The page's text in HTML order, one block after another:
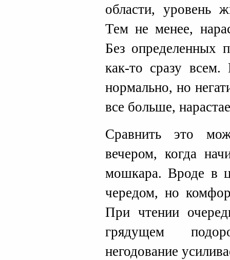
области, уровень
Тем не менее,
Без определенных
как-то сразу
нормально, но
все больше,
Сравнить это
вечером, когда
мошкара. Вроде в
чередом, но
При чтении
грядущем
негодование